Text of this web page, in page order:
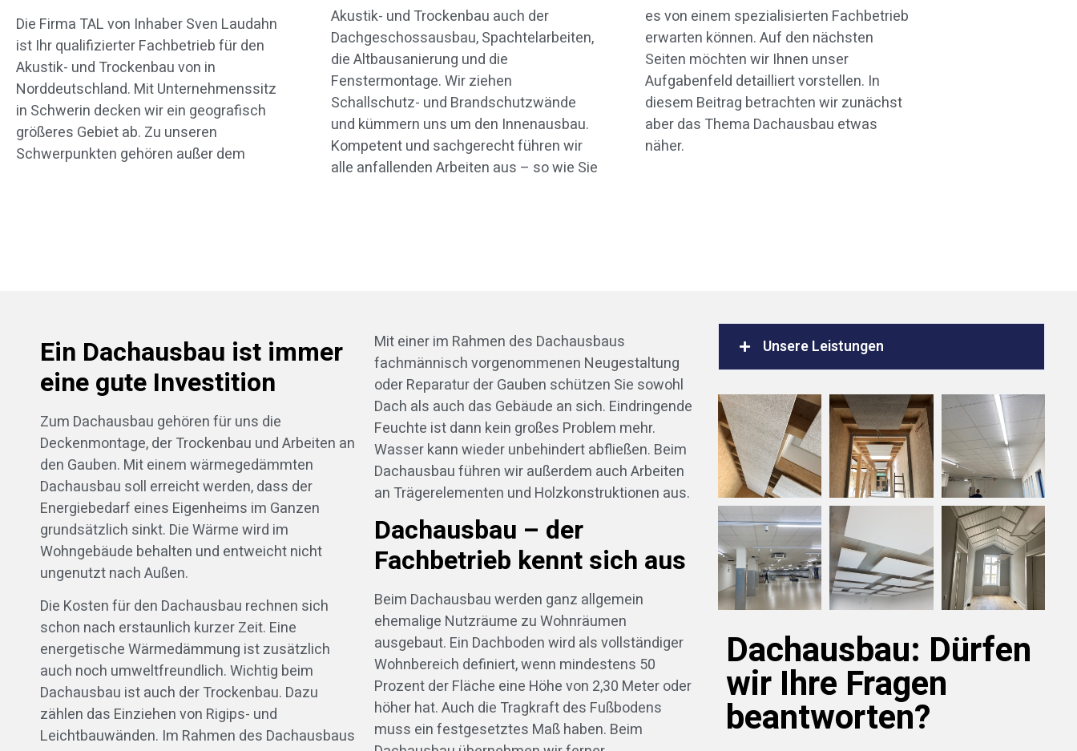
Die Firma TAL von Inhaber Sven Laudahn
ist Ihr qualifizierter Fachbetrieb für den
Akustik- und Trockenbau von in
Norddeutschland. Mit Unternehmenssitz
in Schwerin decken wir ein geografisch
größeres Gebiet ab. Zu unseren
Schwerpunkten gehören außer dem
Akustik- und Trockenbau auch der
Dachgeschossausbau, Spachtelarbeiten,
die Altbausanierung und die
Fenstermontage. Wir ziehen
Schallschutz- und Brandschutzwände
und kümmern uns um den Innenausbau.
Kompetent und sachgerecht führen wir
alle anfallenden Arbeiten aus – so wie Sie
es von einem spezialisierten Fachbetrieb
erwarten können. Auf den nächsten
Seiten möchten wir Ihnen unser
Aufgabenfeld detailliert vorstellen. In
diesem Beitrag betrachten wir zunächst
aber das Thema Dachausbau etwas
näher.
Ein Dachausbau ist immer
eine gute Investition
Zum Dachausbau gehören für uns die
Deckenmontage, der Trockenbau und Arbeiten an
den Gauben. Mit einem wärmegedämmten
Dachausbau soll erreicht werden, dass der
Energiebedarf eines Eigenheims im Ganzen
grundsätzlich sinkt. Die Wärme wird im
Wohngebäude behalten und entweicht nicht
ungenutzt nach Außen.
Die Kosten für den Dachausbau rechnen sich
schon nach erstaunlich kurzer Zeit. Eine
energetische Wärmedämmung ist zusätzlich
auch noch umweltfreundlich. Wichtig beim
Dachausbau ist auch der Trockenbau. Dazu
zählen das Einziehen von Rigips- und
Leichtbauwänden. Im Rahmen des Dachausbaus
Mit einer im Rahmen des Dachausbaus
fachmännisch vorgenommenen Neugestaltung
oder Reparatur der Gauben schützen Sie sowohl
Dach als auch das Gebäude an sich. Eindringende
Feuchte ist dann kein großes Problem mehr.
Wasser kann wieder unbehindert abfließen. Beim
Dachausbau führen wir außerdem auch Arbeiten
an Trägerelementen und Holzkonstruktionen aus.
Dachausbau – der
Fachbetrieb kennt sich aus
Beim Dachausbau werden ganz allgemein
ehemalige Nutzräume zu Wohnräumen
ausgebaut. Ein Dachboden wird als vollständiger
Wohnbereich definiert, wenn mindestens 50
Prozent der Fläche eine Höhe von 2,30 Meter oder
höher hat. Auch die Tragkraft des Fußbodens
muss ein festgesetztes Maß haben. Beim
Unsere Leistungen
Dachausbau: Dürfen
wir Ihre Fragen
beantworten?